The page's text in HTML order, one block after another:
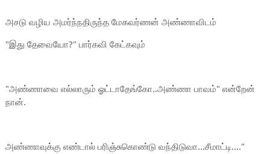
அசடு வழிய அமர்ந்நதிருந்த மேகவர்ணன் அண்ணாவிடம்
"இது தேவையோ?" பார்கவி கேட்கவும்
"அண்ணாவை எல்லாரும் ஓட்டாதேங்கோ..அண்ணா பாவம்" என்றேன்
நான்.
அண்ணாவுக்கு எண்டால் பரிஞ்சுகொண்டு வந்திடுவா...சீமாட்டி...."